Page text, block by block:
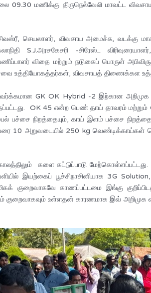
09.30 மணிக்கு திருநெல்வேலி மாவட்ட
செயலாளர், விவசாய அமைச்சு, வடக்கு
S.J.அரசகேசரி -சிரேஸ்ட
பணிப்பாளர் விதை மற்றும் நடுகைப் பொருள்
உத்தியோகத்தர்கள், விவசாயத் திணைக்கள
GK OK Hybrid -2 இற்கான
OK 45 என்ற பெண் தாய் தாவரம்
பச்சை நிறத்தையும், காய் இளம் பச்சை
10 அறுவடையில் 250 kg
களை கட்டுப்பாடு
இயற்கைப் பூச்சிநாசினியாக 3G
குறைவாகவே காணப்பட்டமை இங்கு
குறைவாகவும் உள்ளதன் காரணமாக இவ்